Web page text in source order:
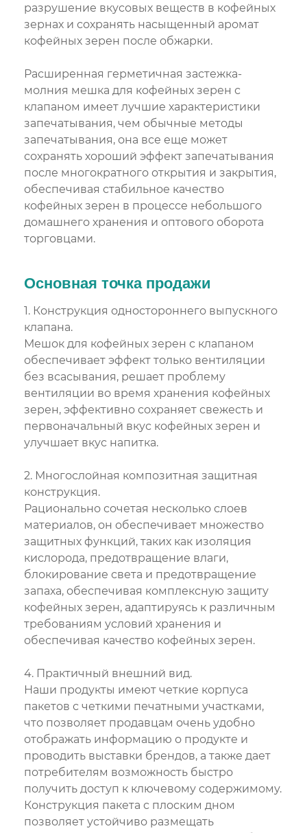
разрушение вкусовых веществ в кофейных
зернах и сохранять насыщенный аромат
кофейных зерен после обжарки.
Расширенная герметичная застежка-
молния мешка для кофейных зерен с
клапаном имеет лучшие характеристики
запечатывания, чем обычные методы
запечатывания, она все еще может
сохранять хороший эффект запечатывания
после многократного открытия и закрытия,
обеспечивая стабильное качество
кофейных зерен в процессе небольшого
домашнего хранения и оптового оборота
торговцами.
Основная точка продажи
1. Конструкция одностороннего выпускного
клапана.
Мешок для кофейных зерен с клапаном
обеспечивает эффект только вентиляции
без всасывания, решает проблему
вентиляции во время хранения кофейных
зерен, эффективно сохраняет свежесть и
первоначальный вкус кофейных зерен и
улучшает вкус напитка.
2. Многослойная композитная защитная
конструкция.
Рационально сочетая несколько слоев
материалов, он обеспечивает множество
защитных функций, таких как изоляция
кислорода, предотвращение влаги,
блокирование света и предотвращение
запаха, обеспечивая комплексную защиту
кофейных зерен, адаптируясь к различным
требованиям условий хранения и
обеспечивая качество кофейных зерен.
4. Практичный внешний вид.
Наши продукты имеют четкие корпуса
пакетов с четкими печатными участками,
что позволяет продавцам очень удобно
отображать информацию о продукте и
проводить выставки брендов, а также дает
потребителям возможность быстро
получить доступ к ключевому содержимому.
Конструкция пакета с плоским дном
позволяет устойчиво размещать